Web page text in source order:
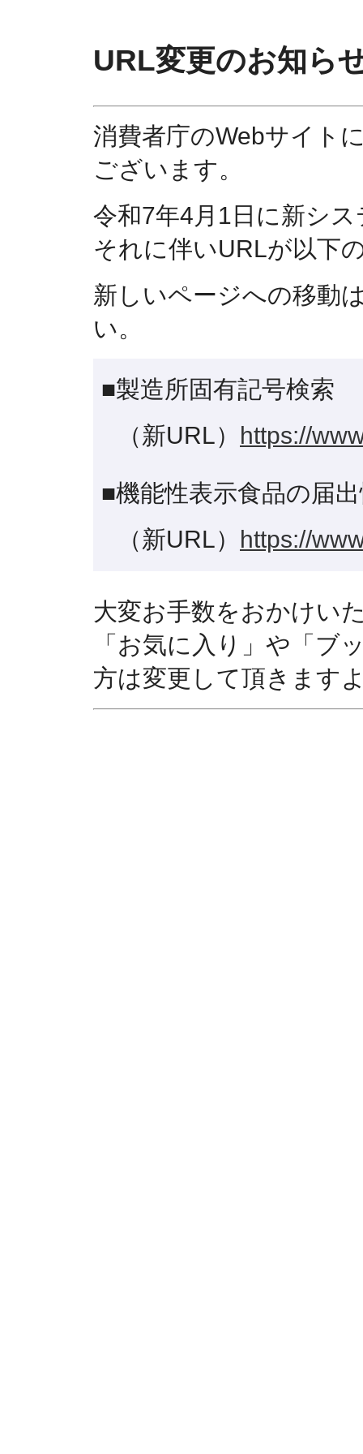
URL変更のお知ら
消費者庁のWebサイト
ございます。
令和7年4月1日に新シ
それに伴いURLが以下
新しいページへの移動
い。
■製造所固有記号検索
（新URL） https://
■機能性表示食品の届
（新URL） https://
大変お手数をおかけい
「お気に入り」や「ブ
方は変更して頂きます